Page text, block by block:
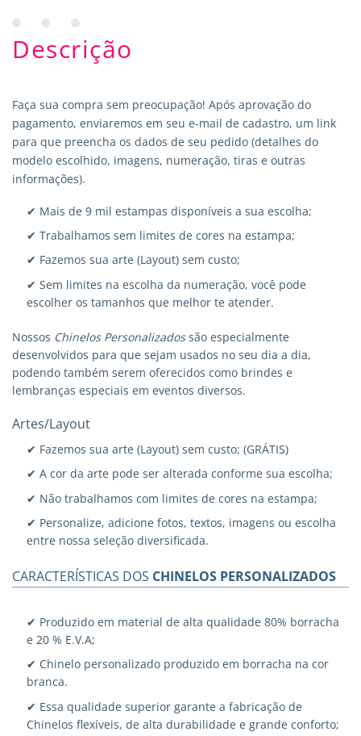
Descrição
Faça sua compra sem preocupação! Após aprovação do
pagamento, enviaremos em seu e-mail de cadastro, um link
para que preencha os dados de seu pedido (detalhes do
modelo escolhido, imagens, numeração, tiras e outras
informações).
✔ Mais de 9 mil estampas disponíveis a sua escolha;
✔ Trabalhamos sem limites de cores na estampa;
✔ Fazemos sua arte (Layout) sem custo;
✔ Sem limites na escolha da numeração, você pode
escolher os tamanhos que melhor te atender.
Nossos Chinelos Personalizadossão especialmente
desenvolvidos para que sejam usados no seu dia a dia,
podendo também serem oferecidos como brindes e
lembranças especiais em eventos diversos.
Artes/Layout
✔ Fazemos sua arte (Layout) sem custo; (GRÁTIS)
✔ A cor da arte pode ser alterada conforme sua escolha;
✔ Não trabalhamos com limites de cores na estampa;
✔ Personalize, adicione fotos, textos, imagens ou escolha
entre nossa seleção diversificada.
CARACTERÍSTICAS DOS CHINELOS PERSONALIZADOS
✔ Produzido em material de alta qualidade 80% borracha
e 20 % E.V.A;
✔ Chinelo personalizado produzido em borracha na cor
branca.
✔ Essa qualidade superior garante a fabricação de
Chinelos flexíveis, de alta durabilidade e grande conforto;